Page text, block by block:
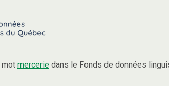
mot merceriedans le Fonds de données